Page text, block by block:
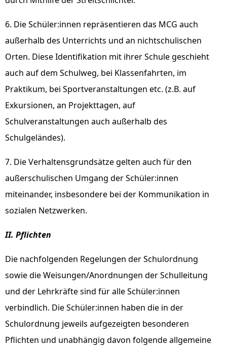
6. Die Schüler:innen repräsentieren das MCG auch
außerhalb des Unterrichts und an nichtschulischen
Orten. Diese Identifikation mit ihrer Schule geschieht
auch auf dem Schulweg, bei Klassenfahrten, im
Praktikum, bei Sportveranstaltungen etc. (z.B. auf
Exkursionen, an Projekttagen, auf
Schulveranstaltungen auch außerhalb des
Schulgeländes).
7. Die Verhaltensgrundsätze gelten auch für den
außerschulischen Umgang der Schüler:innen
miteinander, insbesondere bei der Kommunikation in
sozialen Netzwerken.
II. Pflichten
Die nachfolgenden Regelungen der Schulordnung
sowie die Weisungen/Anordnungen der Schulleitung
und der Lehrkräfte sind für alle Schüler:innen
verbindlich. Die Schüler:innen haben die in der
Schulordnung jeweils aufgezeigten besonderen
Pflichten und unabhängig davon folgende allgemeine